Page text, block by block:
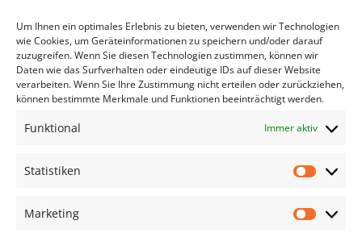
Um Ihnen ein optimales Erlebnis zu bieten, verwenden wir Technologien
wie Cookies, um Geräteinformationen zu speichern und/oder darauf
zuzugreifen. Wenn Sie diesen Technologien zustimmen, können wir
Daten wie das Surfverhalten oder eindeutige IDs auf dieser Website
verarbeiten. Wenn Sie Ihre Zustimmung nicht erteilen oder zurückziehen,
können bestimmte Merkmale und Funktionen beeinträchtigt werden.
Funktional Immer aktiv
Statistiken
Marketing
*